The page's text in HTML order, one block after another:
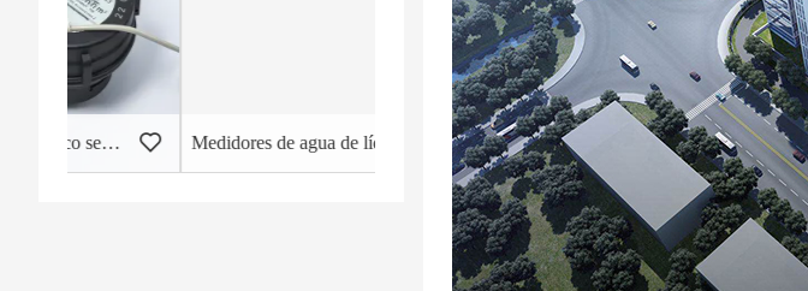
Medidores de agua de líquido sellado Cuerpo de plástico